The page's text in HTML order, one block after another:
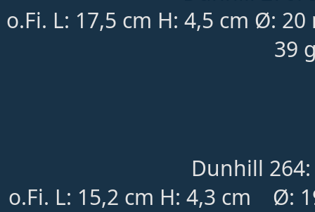
o.Fi. L: 17,5 cm H: 4,5 cm Ø:
39
Dunhill
o.Fi. L: 15,2 cm H: 4,3 cm
	Ø
: